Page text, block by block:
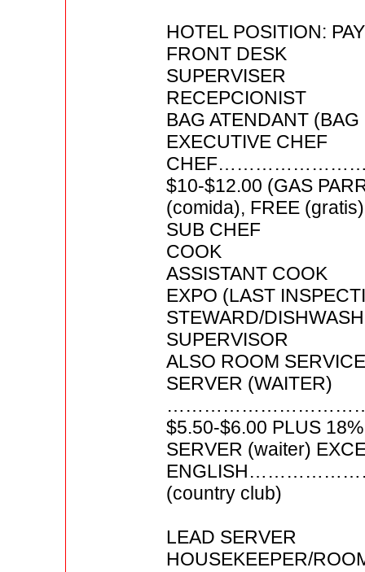
HOTEL POSITION:
FRONT DESK
SUPERVISER
RECEPCIONIST
BAG ATENDANT
EXECUTIVE CHEF
$10-$12.00 (GAS
(comida), FREE (gratis)
SUB CHEF
COOK
ASSISTANT COOK
EXPO (LAST
STEWARD/
SUPERVISOR
ALSO ROOM
SERVER (WAITER)
$5.50-$6.00 PLUS 18%
SERVER (waiter)
(country club)
LEAD SERVER
HOUSEKEEPER/